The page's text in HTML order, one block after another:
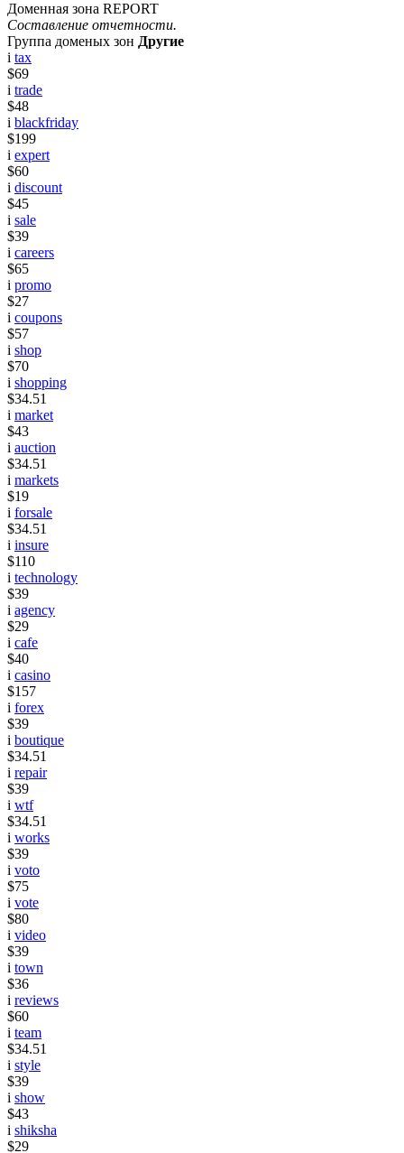
Доменная зона REPORT
Составление отчетности.
Группа доменых зон Другие
i tax
$69
i trade
$48
i blackfriday
$199
i expert
$60
i discount
$45
i sale
$39
i careers
$65
i promo
$27
i coupons
$57
i shop
$70
i shopping
$34.51
i market
$43
i auction
$34.51
i markets
$19
i forsale
$34.51
i insure
$110
i technology
$39
i agency
$29
i cafe
$40
i casino
$157
i forex
$39
i boutique
$34.51
i repair
$39
i wtf
$34.51
i works
$39
i voto
$75
i vote
$80
i video
$39
i town
$36
i reviews
$60
i team
$34.51
i style
$39
i show
$43
i shiksha
$29